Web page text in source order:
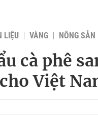
LIỆU VÀNG NÔNG SẢN
cà phê
Việt